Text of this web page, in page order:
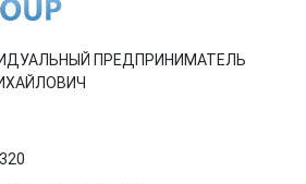
ПРЕДПРИНИМАТЕЛЬ